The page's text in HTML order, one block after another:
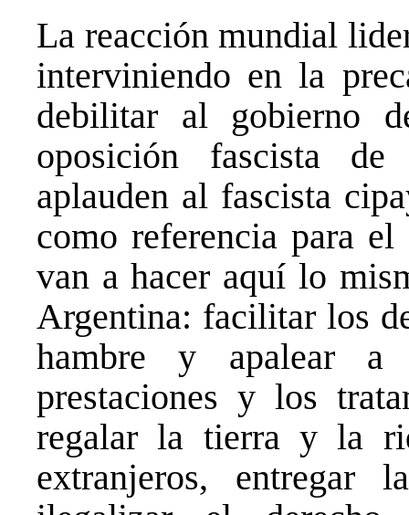
La reacción mundial
interviniendo en la
debilitar al gobierno
oposición fascista
aplauden al fascista
como referencia para
van a hacer aquí lo
Argentina: facilitar los
hambre y apalear a
prestaciones y los
regalar la tierra y la
extranjeros, entregar